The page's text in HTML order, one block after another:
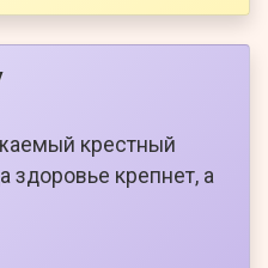
крестный
здоровье крепнет, а